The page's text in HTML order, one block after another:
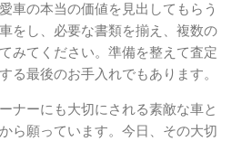
車の本当の価値を見出してもらう
をし、必要な書類を揃え、複数の
みてください。準備を整えて査定
る最後のお手入れでもあります。
ナーにも大切にされる素敵な車と
ら願っています。今日、その大切